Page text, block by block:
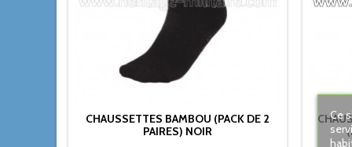
CHAUSSETTES BAMBOU (PACK DE 2
PAIRES) NOIR
Ce